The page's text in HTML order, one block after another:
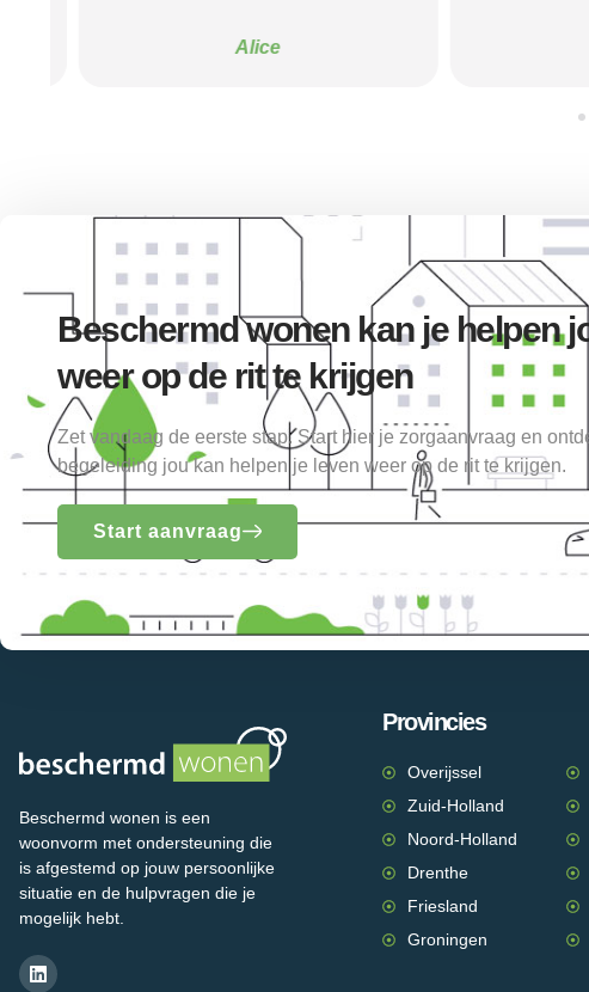
Alice
Beschermd wonen kan je helpen
weer op de rit te krijgen
Zet vandaag de eerste stap. Start hier je zorgaanvraag en
begeleiding jou kan helpen je leven weer op de rit te krijgen.
Start aanvraag
Beschermd wonen is een
woonvorm met ondersteuning die
is afgestemd op jouw persoonlijke
situatie en de hulpvragen die je
mogelijk hebt.
Provincies
Overijssel
Zuid-Holland
Noord-Holland
Drenthe
Friesland
Groningen